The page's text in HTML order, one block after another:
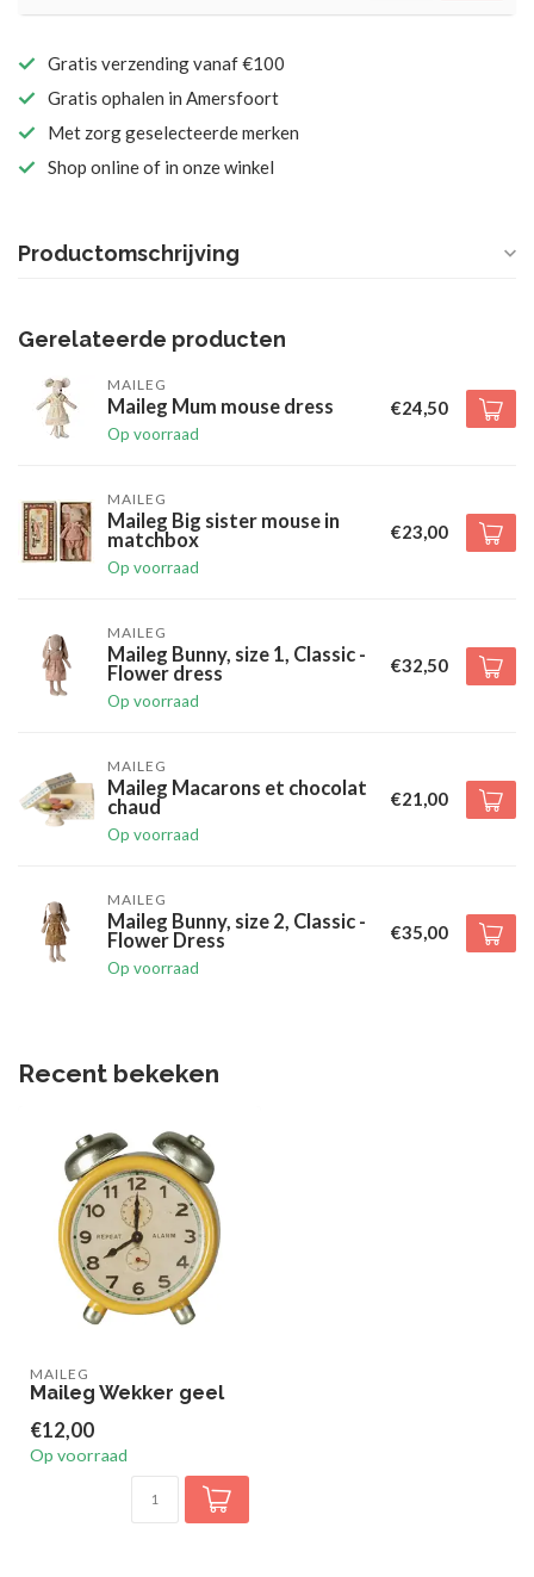
Gratis verzending vanaf €100
Gratis ophalen in Amersfoort
Met zorg geselecteerde merken
Shop online of in onze winkel
Productomschrijving
Gerelateerde producten
MAILEG
Maileg Mum mouse dress
Op voorraad
€24,50
MAILEG
Maileg Big sister mouse in
matchbox
Op voorraad
€23,00
MAILEG
Maileg Bunny, size 1, Classic -
Flower dress
Op voorraad
€32,50
MAILEG
Maileg Macarons et chocolat
chaud
Op voorraad
€21,00
MAILEG
Maileg Bunny, size 2, Classic -
Flower Dress
Op voorraad
€35,00
Recent bekeken
MAILEG
Maileg Wekker geel
€12,00
Op voorraad